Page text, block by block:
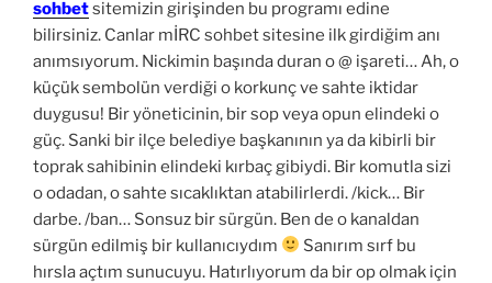
sohbetsitemizin girişinden bu programı edine
bilirsiniz. Canlar mİRC sohbet sitesine ilk girdiğim anı
anımsıyorum. Nickimin başında duran o @ işareti… Ah, o
küçük sembolün verdiği o korkunç ve sahte iktidar
duygusu! Bir yöneticinin, bir sop veya opun elindeki o
güç. Sanki bir ilçe belediye başkanının ya da kibirli bir
toprak sahibinin elindeki kırbaç gibiydi. Bir komutla sizi
o odadan, o sahte sıcaklıktan atabilirlerdi. /kick… Bir
darbe. /ban… Sonsuz bir sürgün. Ben de o kanaldan
sürgün edilmiş bir kullanıcıydım
Sanırım sırf bu
hırsla açtım sunucuyu. Hatırlıyorum da bir op olmak için